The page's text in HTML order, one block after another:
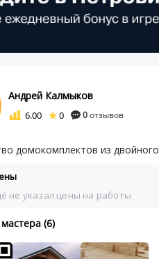
Андрей Калмыков
6.00 0 0отзывов
домокомплектов из
не указал цены на работы
(6)